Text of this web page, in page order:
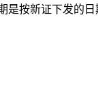
是按新证下发的